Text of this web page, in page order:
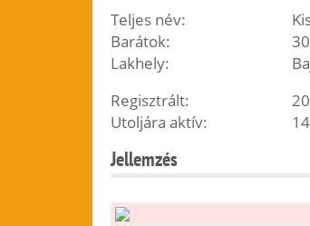
Teljes név:
Barátok:
30
Lakhely:
Regisztrált:
Utoljára aktív:
Jellemzés